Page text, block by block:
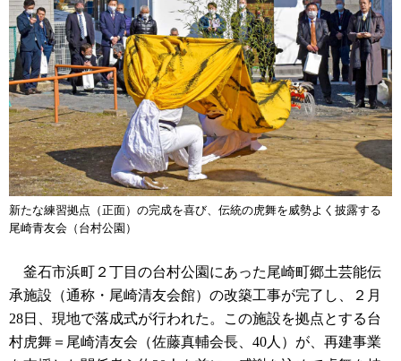
新たな練習拠点（正面）の完成を喜び、伝統の虎舞を威勢よく披露する
尾崎青友会（台村公園）
釜石市浜町２丁目の台村公園にあった尾崎町郷土芸能伝
承施設（通称・尾崎清友会館）の改築工事が完了し、２月
28日、現地で落成式が行われた。この施設を拠点とする台
村虎舞＝尾崎清友会（佐藤真輔会長、40人）が、再建事業